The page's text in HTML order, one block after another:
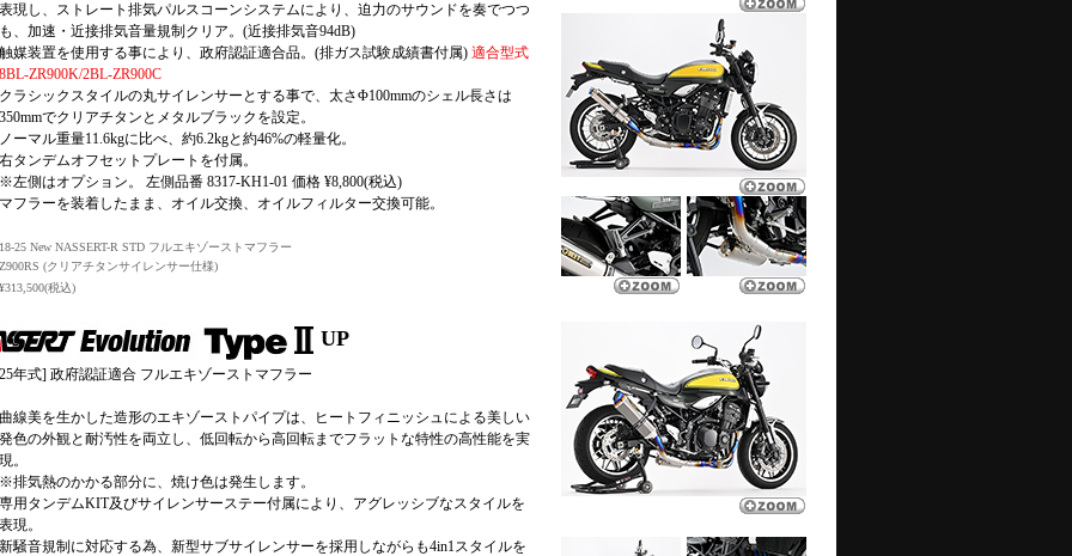
表現し、ストレート排気パルスコーンシステムにより、迫力のサウンドを奏でつつ
も、加速・近接排気音量規制クリア。(近接排気音94dB)
触媒装置を使用する事により、政府認証適合品。(排ガス試験成績書付属) 適合型式
8BL-ZR900K/2BL-ZR900C
クラシックスタイルの丸サイレンサーとする事で、太さΦ100mmのシェル長さは
350mmでクリアチタンとメタルブラックを設定。
ノーマル重量11.6kgに比べ、約6.2kgと約46%の軽量化。
右タンデムオフセットプレートを付属。
※左側はオプション。 左側品番 8317-KH1-01 価格 ¥8,800(税込)
マフラーを装着したまま、オイル交換、オイルフィルター交換可能。
18-25 New NASSERT-R STD フルエキゾーストマフラー
Z900RS (クリアチタンサイレンサー仕様)
¥313,500(税込)
UP
年式] 政府認証適合 フルエキゾーストマフラー
曲線美を生かした造形のエキゾーストパイプは、ヒートフィニッシュによる美しい
発色の外観と耐汚性を両立し、低回転から高回転までフラットな特性の高性能を実
現。
※排気熱のかかる部分に、焼け色は発生します。
専用タンデムKIT及びサイレンサーステー付属により、アグレッシブなスタイルを
表現。
新騒音規制に対応する為、新型サブサイレンサーを採用しながらも4in1スタイルを